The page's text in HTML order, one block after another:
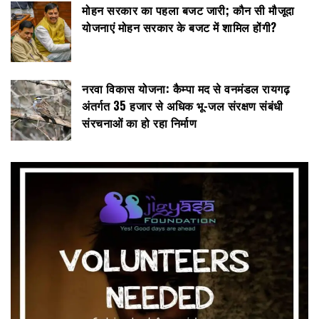
मोहन सरकार का पहला बजट जारी; कौन सी मौजूदा
योजनाएं मोहन सरकार के बजट में शामिल होंगी?
नरवा विकास योजना: कैम्पा मद से वनमंडल रायगढ़
अंतर्गत 35 हजार से अधिक भू-जल संरक्षण संबंधी
संरचनाओं का हो रहा निर्माण